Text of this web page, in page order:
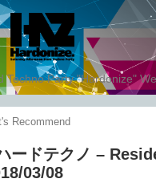
Techno Party "Hardonize"
Recommend
ードテクノ –
03/08